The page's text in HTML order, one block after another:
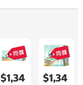
$1,34
$1,34